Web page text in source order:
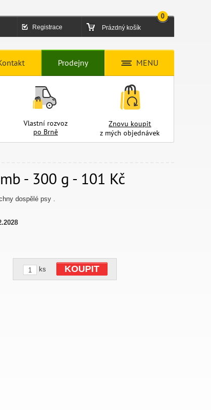
Registrace Prázdný košík
0
Prodejny MENU
Vlastní rozvoz
po Brně
Znovu koupit
z mých objednávek
- 300 g - 101 Kč
dospělé psy .
ks KOUPIT